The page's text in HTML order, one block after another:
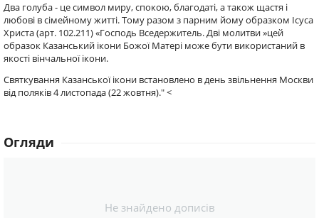
Два голуба - це символ миру, спокою, благодаті, а також щастя і
любові в сімейному житті. Тому разом з парним йому образком Ісуса
Христа (арт. 102.211) «Господь Вседержитель. Дві молитви »цей
образок Казанський ікони Божої Матері може бути використаний в
якості вінчальної ікони.
Святкування Казанської ікони встановлено в день звільнення Москви
від поляків 4 листопада (22 жовтня)." <
Огляди
Не знайдено дописів